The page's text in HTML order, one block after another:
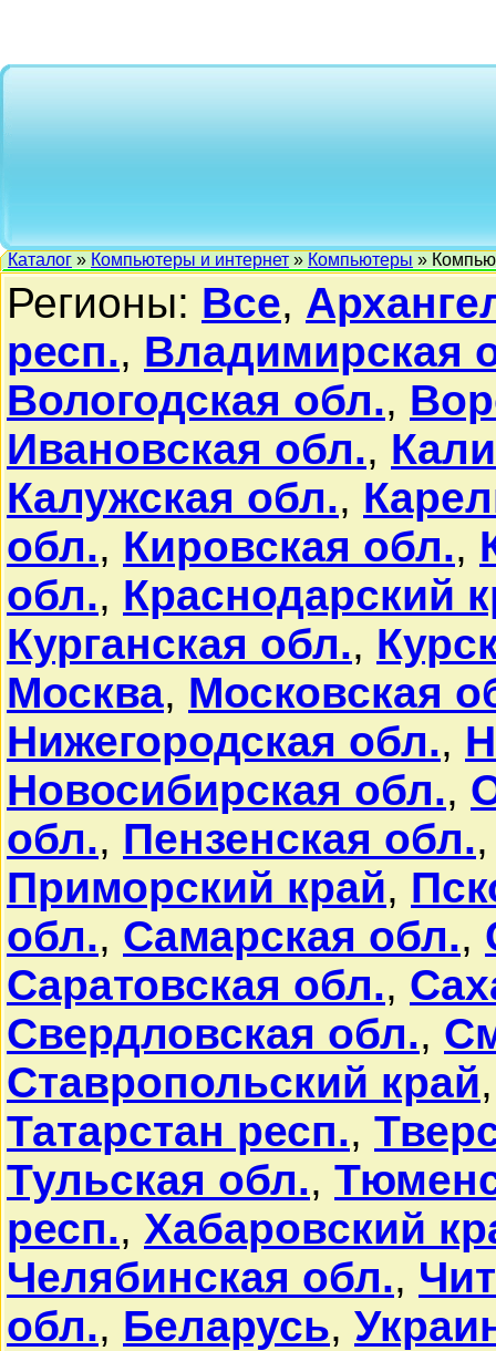
Каталог » Компьютеры и интернет » Компьютеры »
Регионы: Все,
респ., Владимирская
Вологодская обл.,
Ивановская обл.,
Калужская обл.,
обл., Кировская обл.,
обл., Краснодарский
Курганская обл.,
Москва, Московская
Нижегородская обл.,
Новосибирская обл.,
обл., Пензенская обл.
Приморский край,
обл., Самарская обл.,
Саратовская обл.,
Свердловская обл.,
Ставропольский край
Татарстан респ.,
Тульская обл.,
респ., Хабаровский
Челябинская обл.,
обл., Беларусь,